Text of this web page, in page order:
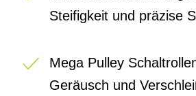
Steifigkeit und präzise
Mega Pulley
Geräusch und